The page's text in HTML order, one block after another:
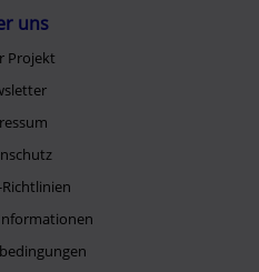
uns
Projekt